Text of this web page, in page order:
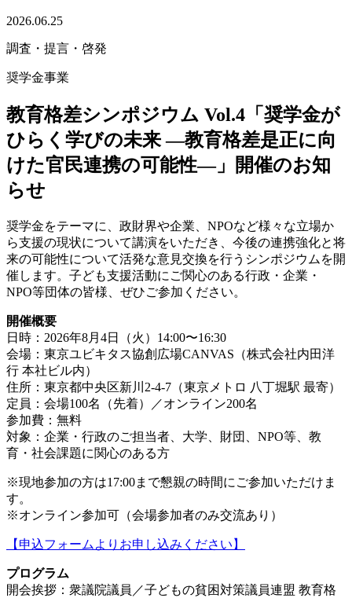
2026.06.25
調査・提言・啓発
奨学金事業
教育格差シンポジウム Vol.4「奨学金が
ひらく学びの未来 ―教育格差是正に向
けた官民連携の可能性―」開催のお知
らせ
奨学金をテーマに、政財界や企業、NPOなど様々な立場か
ら支援の現状について講演をいただき、今後の連携強化と将
来の可能性について活発な意見交換を行うシンポジウムを開
催します。子ども支援活動にご関心のある行政・企業・
NPO等団体の皆様、ぜひご参加ください。
開催概要
日時：2026年8月4日（火）14:00〜16:30
会場：東京ユビキタス協創広場CANVAS（株式会社内田洋
行 本社ビル内）
住所：東京都中央区新川2-4-7（東京メトロ 八丁堀駅 最寄）
定員：会場100名（先着）／オンライン200名
参加費：無料
対象：企業・行政のご担当者、大学、財団、NPO等、教
育・社会課題に関心のある方
※現地参加の方は17:00まで懇親の時間にご参加いただけま
す。
※オンライン参加可（会場参加者のみ交流あり）
【申込フォームよりお申し込みください】
プログラム
開会挨拶：衆議院議員／子どもの貧困対策議員連盟 教育格